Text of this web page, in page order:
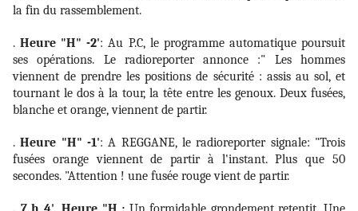
la fin du rassemblement.
.Heure "H" -2': Au P.C, le programme automatique poursuit
ses opérations. Le radioreporter annonce :" Les hommes
viennent de prendre les positions de sécurité : assis au sol, et
tournant le dos à la tour, la tête entre les genoux. Deux fusées,
blanche et orange, viennent de partir.
.Heure "H" -1': A REGGANE, le radioreporter signale: "Trois
fusées orange viennent de partir à l'instant. Plus que 50
secondes. "Attention ! une fusée rouge vient de partir.